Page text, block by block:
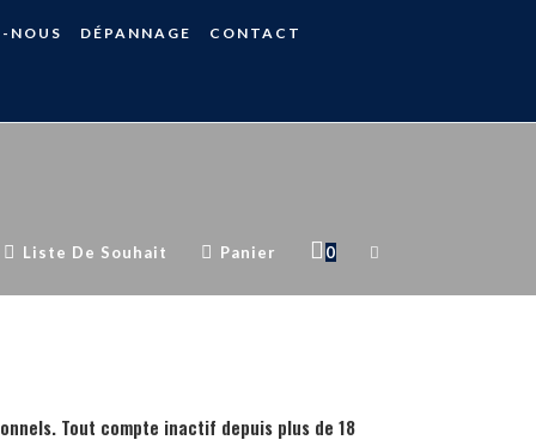
NOUS DÉPANNAGE CONTACT
Liste De Souhait Panier 0
Tout compte inactif depuis plus de 18